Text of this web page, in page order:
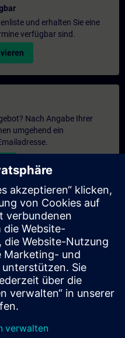
und erhalten Sie eine
verfügbar sind.
Nach Angabe Ihrer
umgehend ein
Schulungsangebot und
vor Ort bei Ihnen,
Nachdem Sie
Trainingsbedarf
uns ein Angebot für eine